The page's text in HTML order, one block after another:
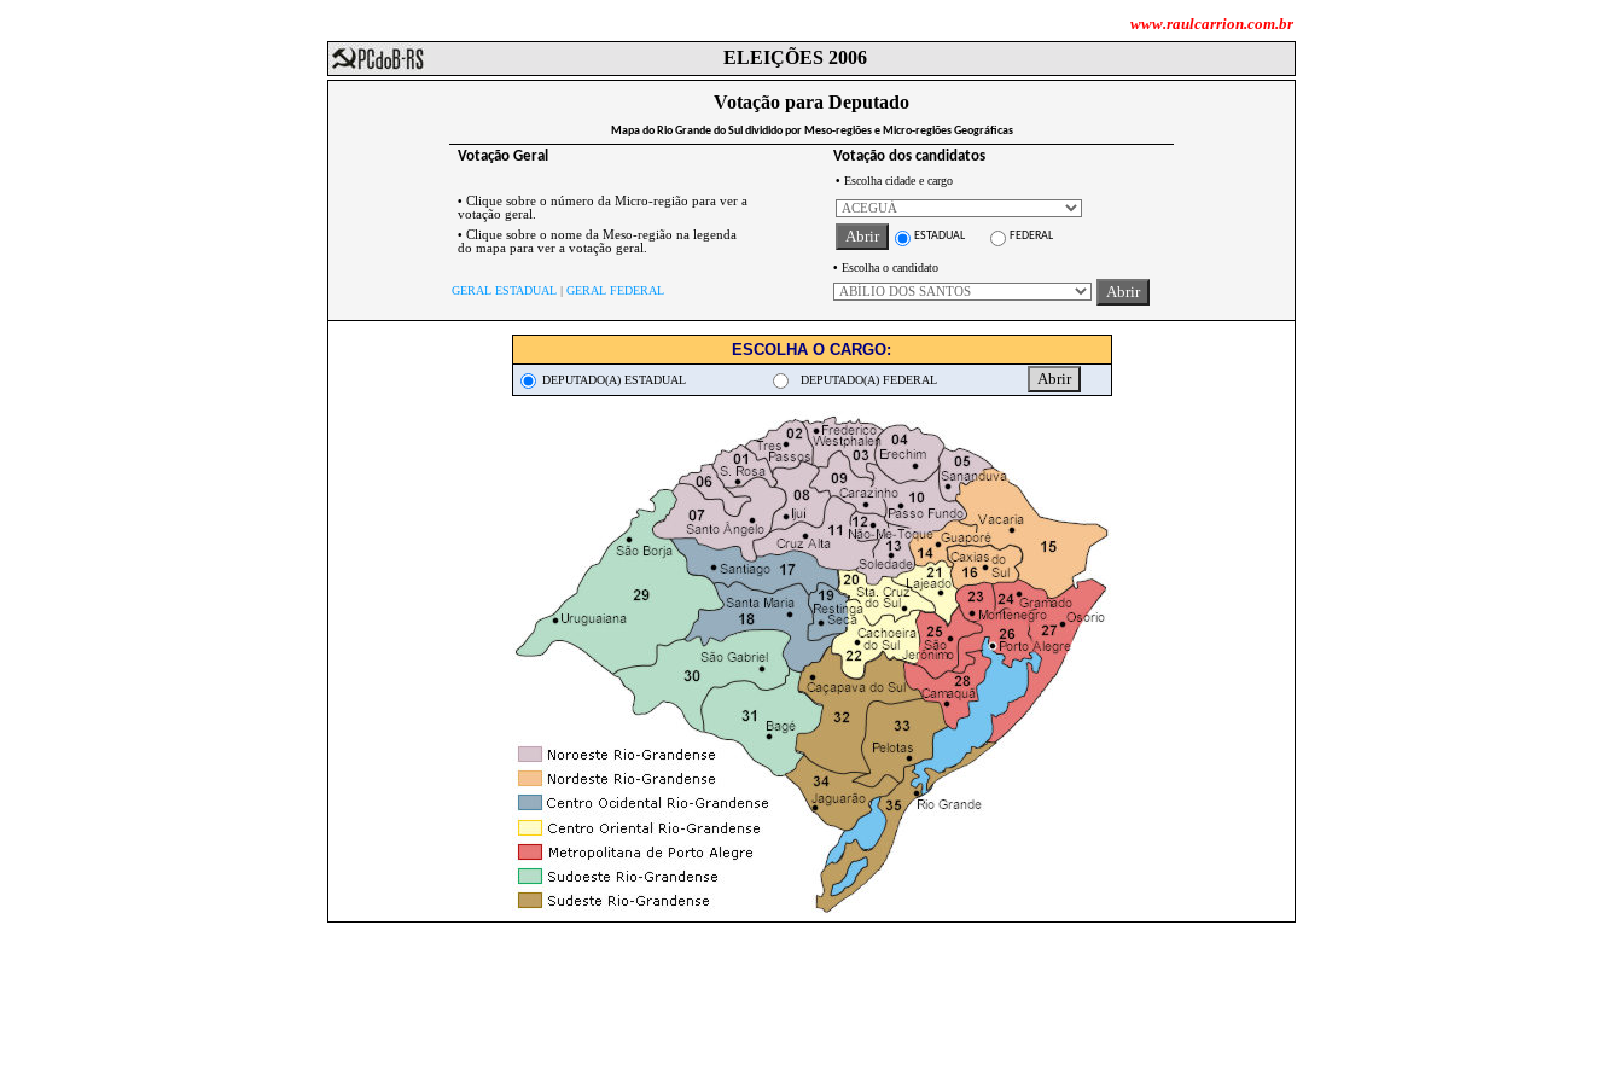
www.raulcarrion.com.br
ELEIÇÕES 2006
Votação para Deputado
Mapa do Rio Grande do Sul dividido por Meso-regiões e Micro-regiões Geográficas
Votação Geral Votação dos candidatos
• Clique sobre o número da Micro-região para ver a
votação geral.
• Clique sobre o nome da Meso-região na legenda
do mapa para ver a votação geral.
• Escolha cidade e cargo
ESTADUAL FEDERAL
• Escolha o candidato
GERAL ESTADUAL | GERAL FEDERAL
ESCOLHA O CARGO:
DEPUTADO(A) ESTADUAL DEPUTADO(A) FEDERAL